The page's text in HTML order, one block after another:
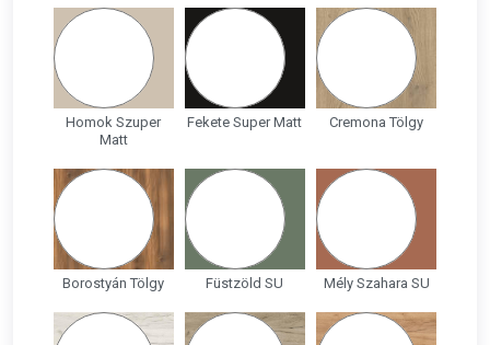
Homok Szuper
Matt
Fekete Super Matt Cremona Tölgy
Borostyán Tölgy Füstzöld SU Mély Szahara SU